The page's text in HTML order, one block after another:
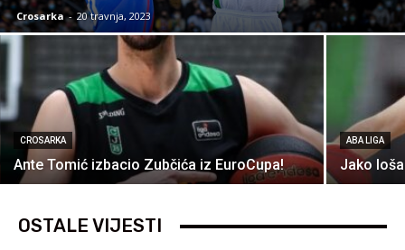
Crosarka - 20 travnja, 2023
CROSARKA
Ante Tomić izbacio Zubčića iz EuroCupa!
ABA LIGA
Jako
OSTALE VIJESTI